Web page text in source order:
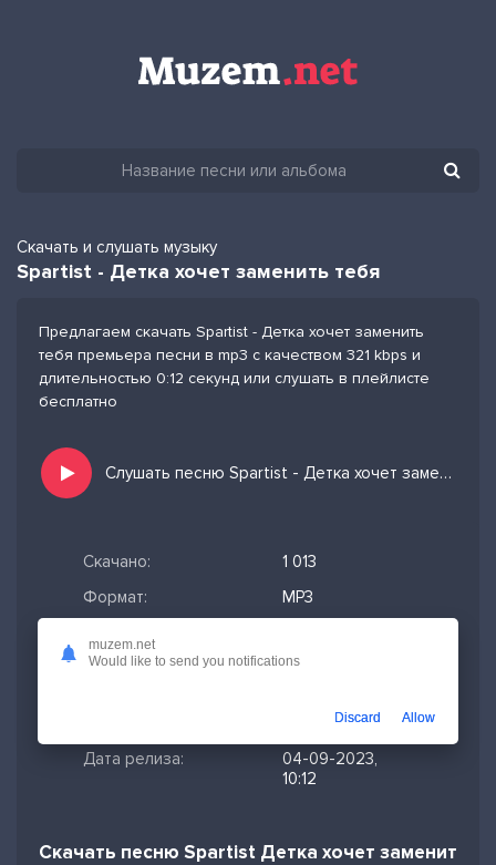
Скачать и слушать музыку
Spartist - Детка хочет заменить тебя
Предлагаем скачать Spartist - Детка хочет заменить
тебя премьера песни в mp3 с качеством 321 kbps и
длительностью 0:12 секунд или слушать в плейлисте
бесплатно
Слушать песню Spartist - Детка хочет заменить тебя и добавить в избранных
Скачано:
1 013
Формат:
MP3
Размер файла:
0.47 МБ
Дата релиза:
04-09-2023,
10:12
Скачать песню Spartist Детка хочет заменить
muzem.net
Would like to send you notifications
Discard Allow